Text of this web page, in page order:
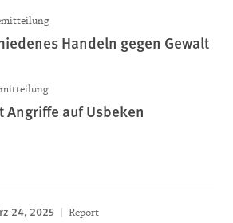
Handeln gegen Gewalt
Angriffe auf Usbeken
24, 2025 Report